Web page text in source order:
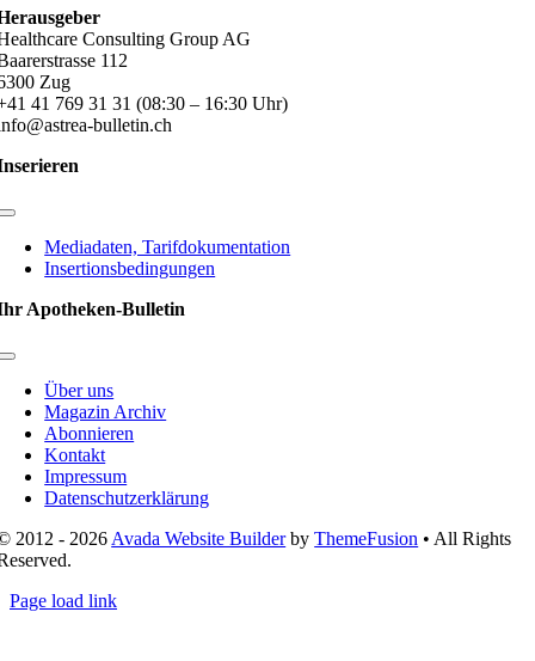
Consulting Group AG
112
Zug
41 769 31 31 (08:30 – 16:30 Uhr)
bulletin.ch
Toggle
NavigationMediadaten, Tarifdokumentation
Insertionsbedingungen
Apotheken-Bulletin
Toggle
NavigationÜber uns
Magazin Archiv
Abonnieren
Kontakt
Impressum
Datenschutzerklärung
2012 - 2026 Avada Website BuilderbyThemeFusion • All Rights
Page load link